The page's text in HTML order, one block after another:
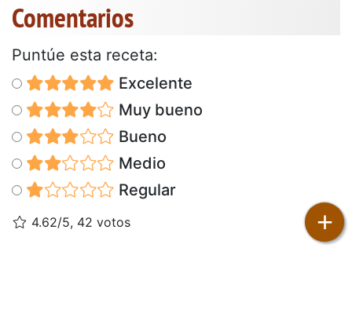
Comentarios
Puntúe esta receta:
Excelente
Muy bueno
Bueno
Medio
Regular
4.62/5, 42 votos +